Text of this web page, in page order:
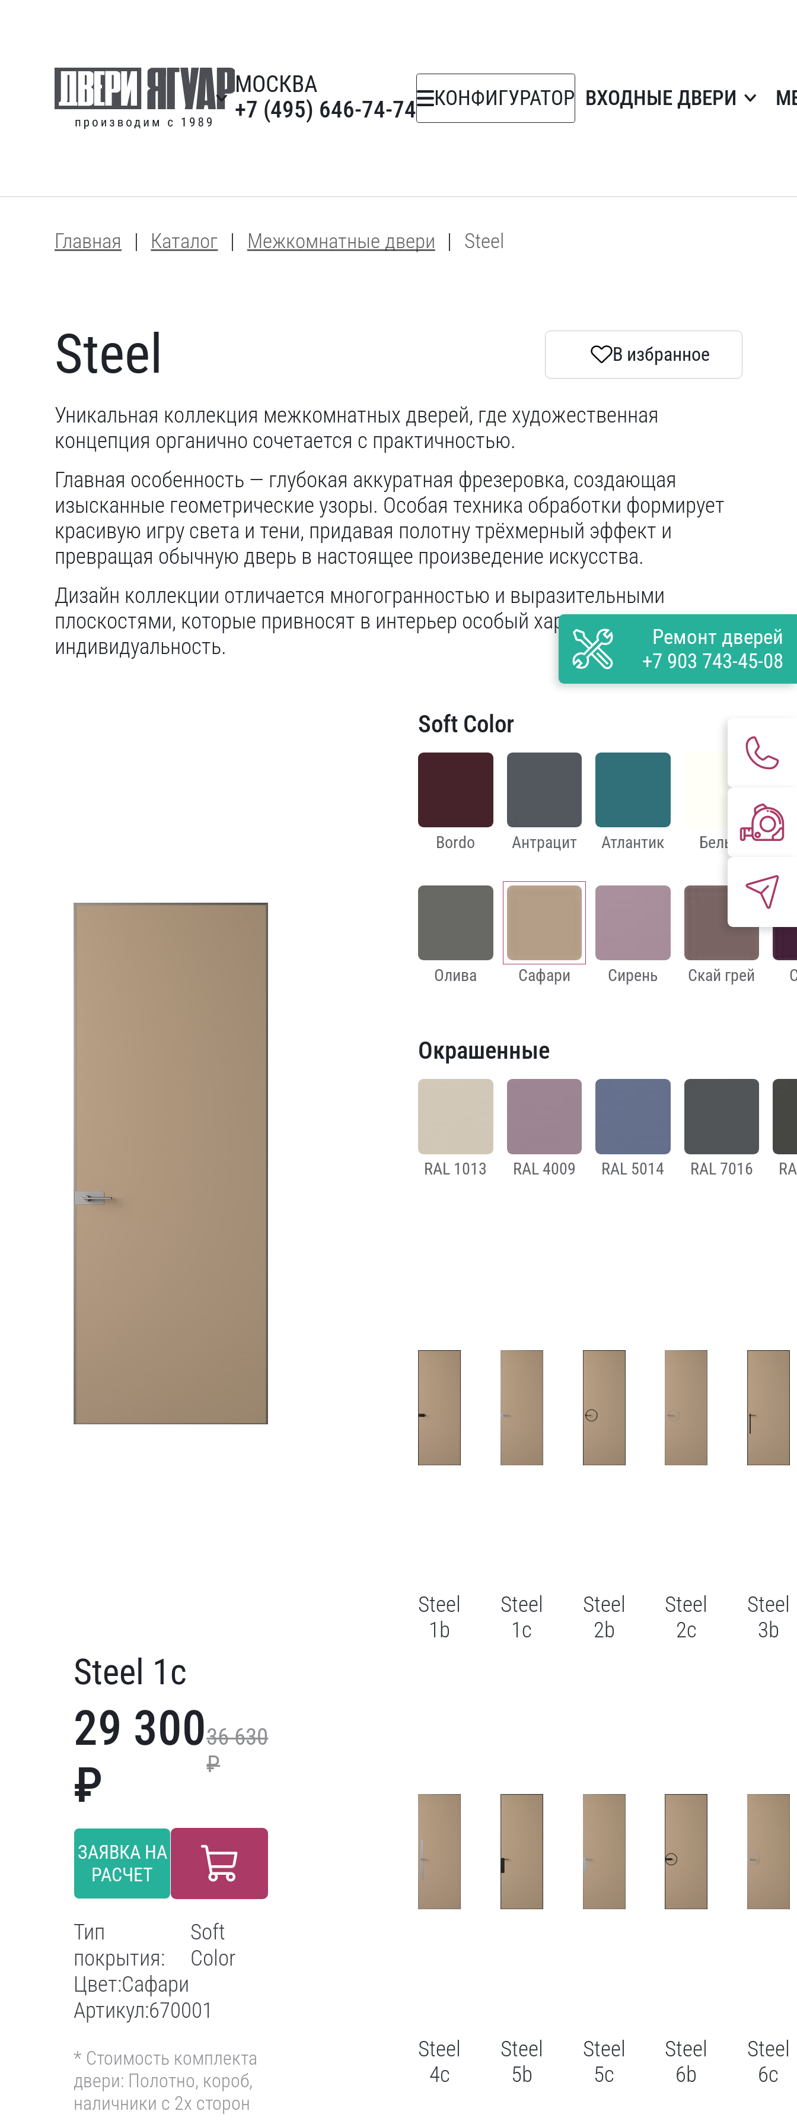
МОСКВА
+7 (495) 646-74-74
КОНФИГУРАТОР ВХОДНЫЕ ДВЕРИ
Главная Каталог Межкомнатные двери Steel
Steel В избранное
Уникальная коллекция межкомнатных дверей, где художественная
концепция органично сочетается с практичностью.
Главная особенность — глубокая аккуратная фрезеровка, создающая
изысканные геометрические узоры. Особая техника обработки формирует
красивую игру света и тени, придавая полотну трёхмерный эффект и
превращая обычную дверь в настоящее произведение искусства.
Дизайн коллекции отличается многогранностью и выразительными
плоскостями, которые привносят в интерьер особый характер и
индивидуальность.
Steel 1с
29 300
₽
36 630
₽
ЗАЯВКА НА
РАСЧЕТ
Тип
покрытия:
Soft
Color
Цвет:Сафари
Артикул:670001
* Стоимость комплекта
двери: Полотно, короб,
наличники с 2х сторон
Soft Color
Bordo Антрацит Атлантик Белый
Олива Сафари Сирень Скай грей
Окрашенные
RAL 1013 RAL 4009 RAL 5014 RAL 7016
Steel
1b
Steel
1с
Steel
2b
Steel
2с
Steel
3b
Steel
4с
Steel
5b
Steel
5с
Steel
6b
Steel
6с
Ремонт дверей
+7 903 743-45-08